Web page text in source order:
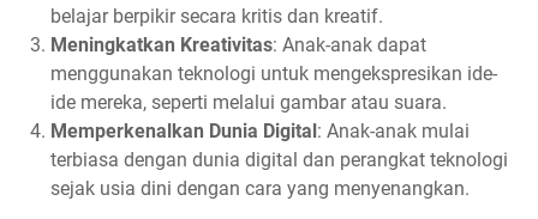
belajar berpikir secara kritis dan kreatif.
Meningkatkan Kreativitas: Anak-anak dapat
menggunakan teknologi untuk mengekspresikan ide-
ide mereka, seperti melalui gambar atau suara.
Memperkenalkan Dunia Digital: Anak-anak mulai
terbiasa dengan dunia digital dan perangkat teknologi
sejak usia dini dengan cara yang menyenangkan.